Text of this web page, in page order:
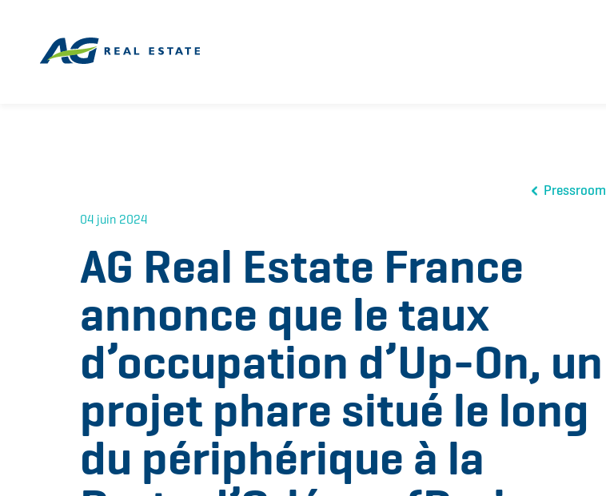
Pressroom
04 juin 2024
AG Real Estate France
annonce que le taux
d’occupation d’Up-On, un
projet phare situé le long
du périphérique à la